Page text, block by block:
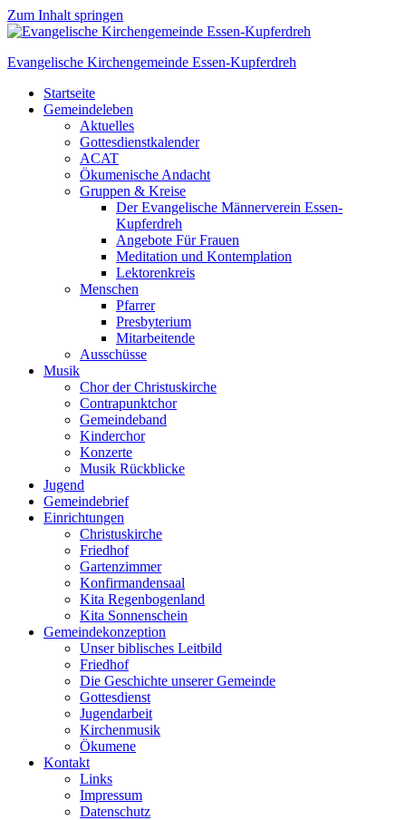
Zum Inhalt springen
Evangelische Kirchengemeinde Essen-Kupferdreh
Startseite
Gemeindeleben
Aktuelles
Gottesdienstkalender
ACAT
Ökumenische Andacht
Gruppen & Kreise
Der Evangelische Männerverein Essen-
Kupferdreh
Angebote Für Frauen
Meditation und Kontemplation
Lektorenkreis
Menschen
Pfarrer
Presbyterium
Mitarbeitende
Ausschüsse
Musik
Chor der Christuskirche
Contrapunktchor
Gemeindeband
Kinderchor
Konzerte
Musik Rückblicke
Jugend
Gemeindebrief
Einrichtungen
Christuskirche
Friedhof
Gartenzimmer
Konfirmandensaal
Kita Regenbogenland
Kita Sonnenschein
Gemeindekonzeption
Unser biblisches Leitbild
Friedhof
Die Geschichte unserer Gemeinde
Gottesdienst
Jugendarbeit
Kirchenmusik
Ökumene
Kontakt
Links
Impressum
Datenschutz